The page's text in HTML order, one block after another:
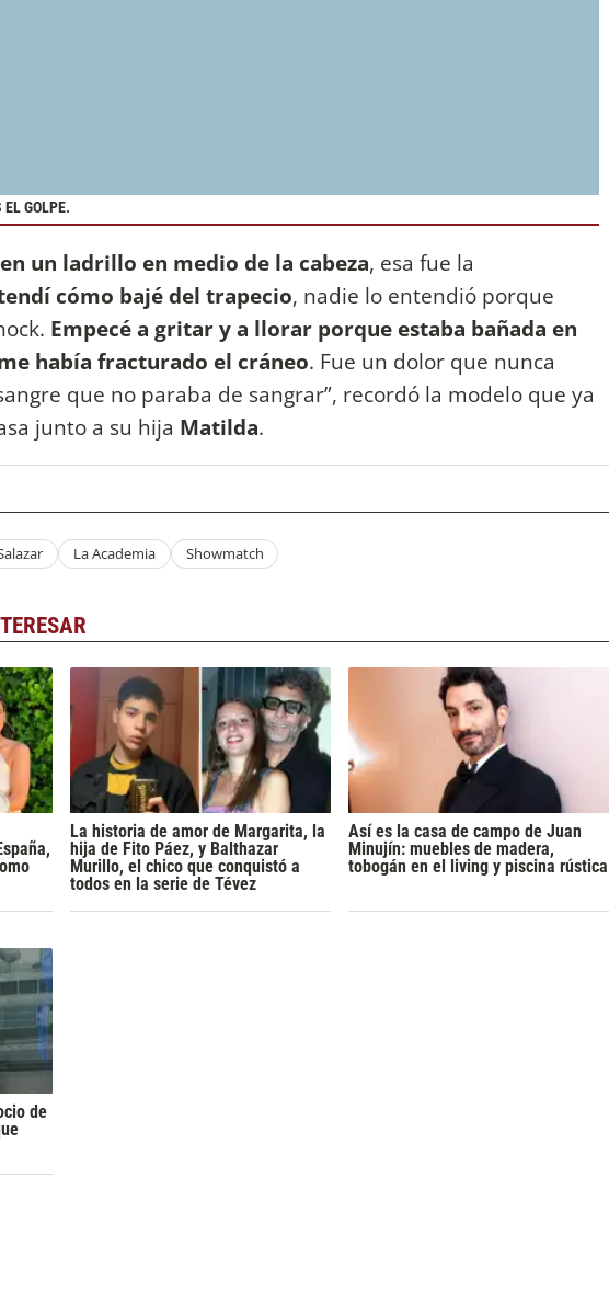
GOLPE.
un ladrillo en medio de la cabeza, esa fue la
cómo bajé del trapecio, nadie lo entendió porque
Empecé a gritar y a llorar porque estaba bañada en
había fracturado el cráneo. Fue un dolor que nunca
que no paraba de sangrar”, recordó la modelo que ya
junto a su hija Matilda.
La Academia Showmatch
La historia de amor de Margarita, la
hija de Fito Páez, y Balthazar
Murillo, el chico que conquistó a
todos en la serie de Tévez
Así es la casa de campo de Juan
Minujín: muebles de madera,
tobogán en el living y piscina rústica
de